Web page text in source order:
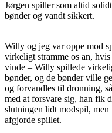
Jørgen spiller som altid
bønder og vandt sikkert.
Willy og jeg var oppe mod
virkeligt stramme os an,
vinde – Willy spillede
bønder, og de bønder ville
og forvandles til dronning,
med at forsvare sig, han fik
slutningen lidt modspil,
afgjorde spillet.